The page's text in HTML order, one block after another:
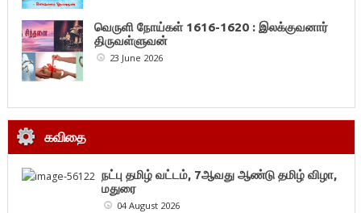
வெருளி நோய்கள் 1616-1620 : இலக்குவனார்
திருவள்ளுவன்
23 June 2026
கவிதை
நட்பு தமிழ் வட்டம், 7ஆவது ஆண்டு தமிழ் விழா,
மதுரை
04 August 2026